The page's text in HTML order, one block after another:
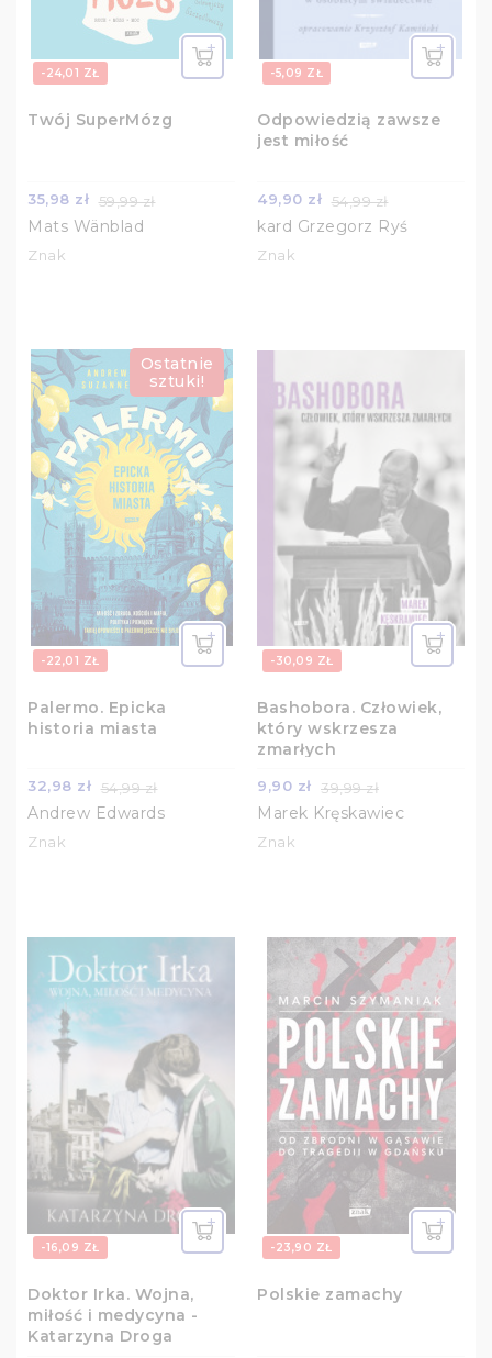
-24,01 ZŁ
Twój SuperMózg
35,98 zł 59,99 zł
Mats Wänblad
Znak
-5,09 ZŁ
Odpowiedzią zawsze
jest miłość
49,90 zł 54,99 zł
kard Grzegorz Ryś
Znak
-22,01 ZŁ
Ostatnie
sztuki!
Palermo. Epicka
historia miasta
32,98 zł 54,99 zł
Andrew Edwards
Znak
-30,09 ZŁ
Bashobora. Człowiek,
który wskrzesza
zmarłych
9,90 zł 39,99 zł
Marek Kręskawiec
Znak
-16,09 ZŁ
Doktor Irka. Wojna,
miłość i medycyna -
Katarzyna Droga
-23,90 ZŁ
Polskie zamachy